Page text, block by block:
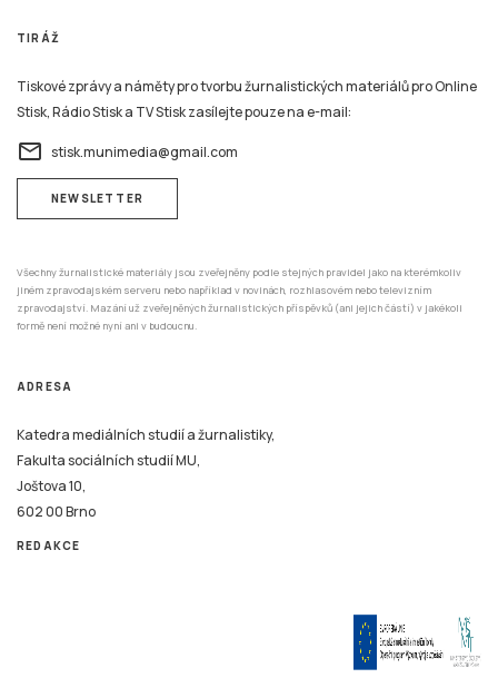
TIRÁŽ
Tiskové zprávy a náměty pro tvorbu žurnalistických materiálů pro Online
Stisk, Rádio Stisk a TV Stisk zasílejte pouze na e-mail:
email stisk.munimedia@gmail.com
NEWSLETTER
Všechny žurnalistické materiály jsou zveřejněny podle stejných pravidel jako na kterémkoliv
jiném zpravodajském serveru nebo například v novinách, rozhlasovém nebo televizním
zpravodajství. Mazání už zveřejněných žurnalistických příspěvků (ani jejich částí) v jakékoli
formě není možné nyní ani v budoucnu.
ADRESA
Katedra mediálních studií a žurnalistiky,
Fakulta sociálních studií MU,
Joštova 10,
602 00 Brno
REDAKCE